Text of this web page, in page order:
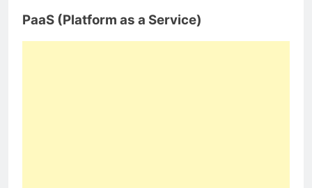
PaaS (Platform as a Service)